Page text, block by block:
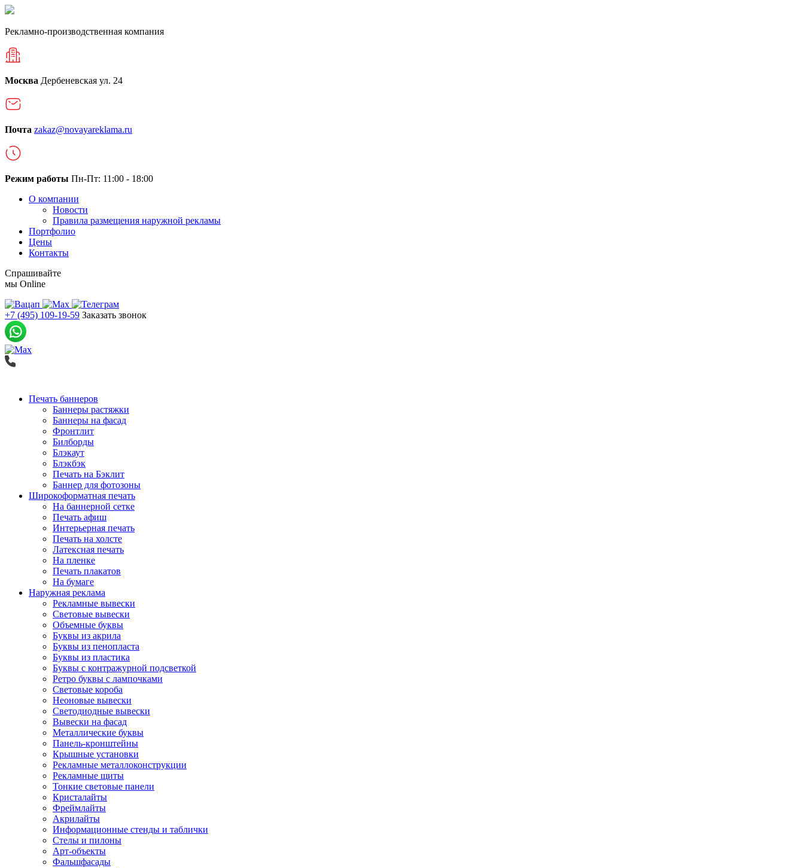
Рекламно-производственная компания
Москва Дербеневская ул. 24
Почта zakaz@novayareklama.ru
Режим работы Пн-Пт: 11:00 - 18:00
О компании
Новости
Правила размещения наружной рекламы
Портфолио
Цены
Контакты
Спрашивайте
мы Online
+7 (495) 109-19-59 Заказать звонок
Печать баннеров
Баннеры растяжки
Баннеры на фасад
Фронтлит
Билборды
Блэкаут
Блэкбэк
Печать на Бэклит
Баннер для фотозоны
Широкоформатная печать
На баннерной сетке
Печать афиш
Интерьерная печать
Печать на холсте
Латексная печать
На пленке
Печать плакатов
На бумаге
Наружная реклама
Рекламные вывески
Световые вывески
Объемные буквы
Буквы из акрила
Буквы из пенопласта
Буквы из пластика
Буквы с контражурной подсветкой
Ретро буквы с лампочками
Световые короба
Неоновые вывески
Светодиодные вывески
Вывески на фасад
Металлические буквы
Панель-кронштейны
Крышные установки
Рекламные металлоконструкции
Рекламные щиты
Тонкие световые панели
Кристалайты
Фреймлайты
Акрилайты
Информационные стенды и таблички
Стелы и пилоны
Арт-объекты
Фальшфасады